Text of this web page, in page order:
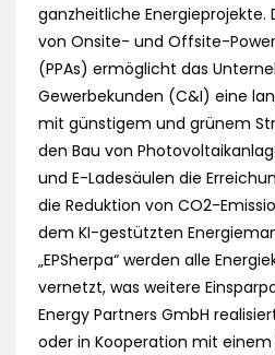
ganzheitliche Energieprojekte.
von Onsite- und Offsite-
(PPAs) ermöglicht das
Gewerbekunden (C&I) eine
mit günstigem und grünem
den Bau von
und E-Ladesäulen die
die Reduktion von CO2-
dem KI-gestützten
„EPSherpa“ werden alle
vernetzt, was weitere
Energy Partners GmbH
oder in Kooperation mit